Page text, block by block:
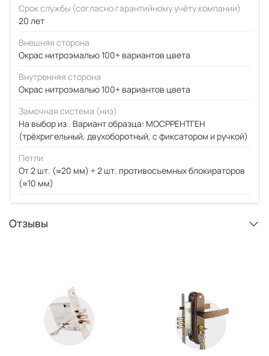
Срок службы (согласно гарантийному учёту компании)
20 лет
Внешняя сторона
Окрас нитроэмалью 100+ вариантов цвета
Внутренняя сторона
Окрас нитроэмалью 100+ вариантов цвета
Замочная система (низ)
На выбор из . Вариант образца: МОСРРЕНТГЕН
(трёхригельный, двухоборотный, с фиксатором и ручкой)
Петли
От 2 шт. (≈20 мм) + 2 шт. противосъемных блокираторов
(≈10 мм)
Отзывы